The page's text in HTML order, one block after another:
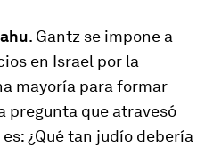
. Gantz se impone a
en Israel por la
mayoría para formar
pregunta que atravesó
¿Qué tan judío debería